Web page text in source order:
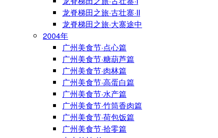
龙脊梯田之旅·古壮寨·II
龙脊梯田之旅·大寨途中
2004年
广州美食节·点心篇
广州美食节·糖葫芦篇
广州美食节·肉林篇
广州美食节·高蛋白篇
广州美食节·水产篇
广州美食节·竹筒香肉篇
广州美食节·荷包饭篇
广州美食节·拾零篇